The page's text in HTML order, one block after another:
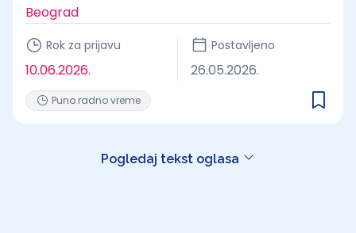
Beograd
Rok za prijavu
10.06.2026.
Postavljeno
26.05.2026.
Puno radno vreme
Pogledaj tekst oglasa